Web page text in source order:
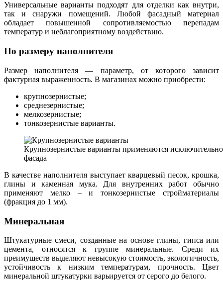
Универсальные варианты подходят для отделки как внутри,
так и снаружи помещений. Любой фасадный материал
обладает повышенной сопротивляемостью перепадам
температур и неблагоприятному воздействию.
По размеру наполнителя
Размер наполнителя — параметр, от которого зависит
фактурная выраженность. В магазинах можно приобрести:
крупнозернистые;
среднезернистые;
мелкозернистые;
тонкозернистые варианты.
Крупнозернистые варианты применяются
фасада
В качестве наполнителя выступает кварцевый песок, крошка,
глины и каменная мука. Для внутренних работ обычно
применяют мелко – и тонкозернистые стройматериалы
(фракция до 1 мм).
Минеральная
Штукатурные смеси, созданные на основе глины, гипса или
цемента, относятся к группе минеральные. Среди их
преимуществ выделяют невысокую стоимость, экологичность,
устойчивость к низким температурам, прочность. Цвет
минеральной штукатурки варьируется от серого до белого.